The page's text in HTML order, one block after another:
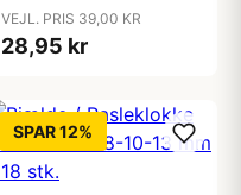
VEJL. PRIS 39,00 KR
28,95 kr
SPAR 12%